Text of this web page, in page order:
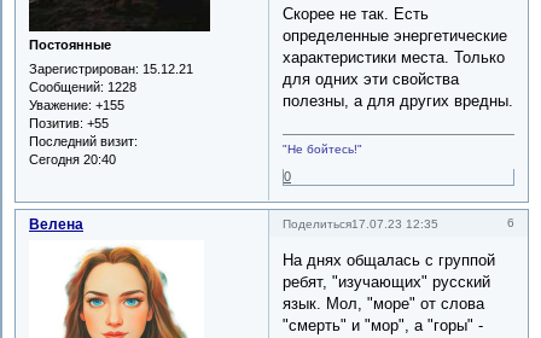
Постоянные
Зарегистрирован: 15.12.21
Сообщений: 1228
Уважение: +155
Позитив: +55
Последний визит:
Сегодня 20:40
Скорее не так. Есть
определенные энергетические
характеристики места. Только
для одних эти свойства
полезны, а для других вредны.
"Не бойтесь!"
0
Поделиться 6
17.07.23 12:35
Велена
На днях общалась с группой
ребят, "изучающих" русский
язык. Мол, "море" от слова
"смерть" и "мор", а "горы" -